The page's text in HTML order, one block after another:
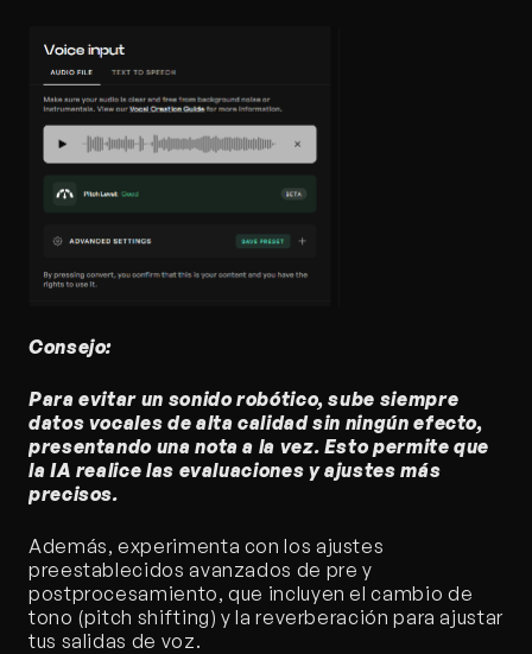
Consejo:
Para evitar un sonido robótico, sube siempre
datos vocales de alta calidad sin ningún efecto,
presentando una nota a la vez. Esto permite que
la IA realice las evaluaciones y ajustes más
precisos.
Además, experimenta con los ajustes
preestablecidos avanzados de pre y
postprocesamiento, que incluyen el cambio de
tono (pitch shifting) y la reverberación para ajustar
tus salidas de voz.